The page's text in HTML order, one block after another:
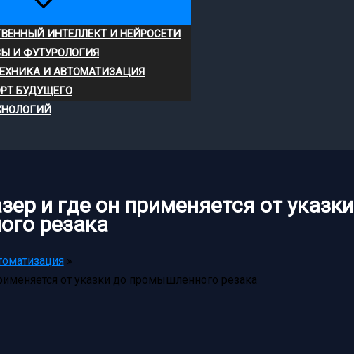
ИНТЕЛЛЕКТ И НЕЙРОСЕТИ
И ФУТУРОЛОГИЯ
И АВТОМАТИЗАЦИЯ
БУДУЩЕГО
и где он применяется от указки
резака
от указки до промышленного резака